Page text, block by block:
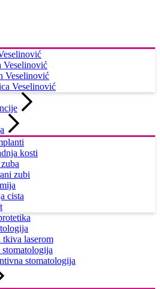
Veselinović
Veselinović
Veselinović
kosti
zubi
cista
tkiva laserom
stomatologija